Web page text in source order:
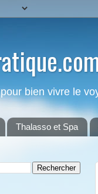
bien vivre le
Thalasso et Spa